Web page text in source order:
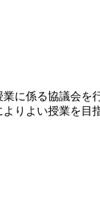
に係る協議会を
りよい授業を目